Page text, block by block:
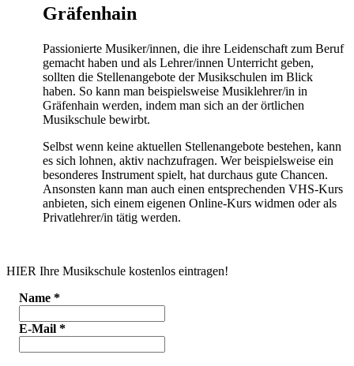
Gräfenhain
Passionierte Musiker/innen, die ihre Leidenschaft zum Beruf
gemacht haben und als Lehrer/innen Unterricht geben,
sollten die Stellenangebote der Musikschulen im Blick
haben. So kann man beispielsweise Musiklehrer/in in
Gräfenhain werden, indem man sich an der örtlichen
Musikschule bewirbt.
Selbst wenn keine aktuellen Stellenangebote bestehen, kann
es sich lohnen, aktiv nachzufragen. Wer beispielsweise ein
besonderes Instrument spielt, hat durchaus gute Chancen.
Ansonsten kann man auch einen entsprechenden VHS-Kurs
anbieten, sich einem eigenen Online-Kurs widmen oder als
Privatlehrer/in tätig werden.
HIER Ihre Musikschule kostenlos eintragen!
Name *
E-Mail *